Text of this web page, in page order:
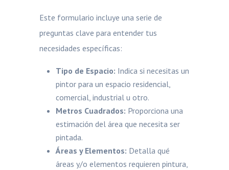
Este formulario incluye una serie de
preguntas clave para entender tus
necesidades específicas:
Tipo de Espacio: Indica si necesitas un
pintor para un espacio residencial,
comercial, industrial u otro.
Metros Cuadrados: Proporciona una
estimación del área que necesita ser
pintada.
Áreas y Elementos: Detalla qué
áreas y/o elementos requieren pintura,